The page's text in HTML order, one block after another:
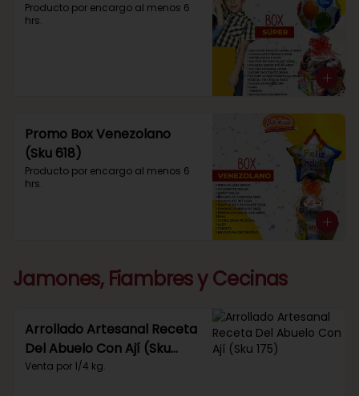
Producto por encargo al menos 6
hrs.
Promo Box Venezolano
(Sku 618)
Producto por encargo al menos 6
hrs.
Jamones, Fiambres y Cecinas
Arrollado Artesanal Receta
Del Abuelo Con Ají (Sku
175)
Venta por 1/4 kg.